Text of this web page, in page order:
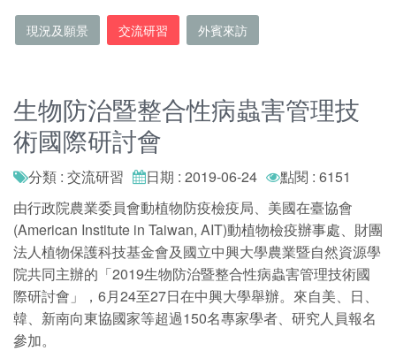
現況及願景 交流研習 外賓來訪
生物防治暨整合性病蟲害管理技
術國際研討會
分類 : 交流研習 日期 : 2019-06-24
點閱 : 6151
由行政院農業委員會動植物防疫檢疫局、美國在臺協會
(American Institute in Taiwan, AIT)動植物檢疫辦事處、財團
法人植物保護科技基金會及國立中興大學農業暨自然資源學
院共同主辦的「2019生物防治暨整合性病蟲害管理技術國
際研討會」，6月24至27日在中興大學舉辦。來自美、日、
韓、新南向東協國家等超過150名專家學者、研究人員報名
參加。